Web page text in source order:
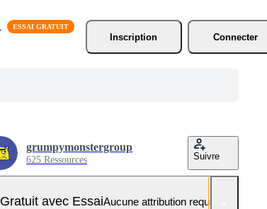
Inscription
Connecter
grumpymonstergroup
625 Ressources Suivre
Gratuit avec EssaiAucune attribution requise